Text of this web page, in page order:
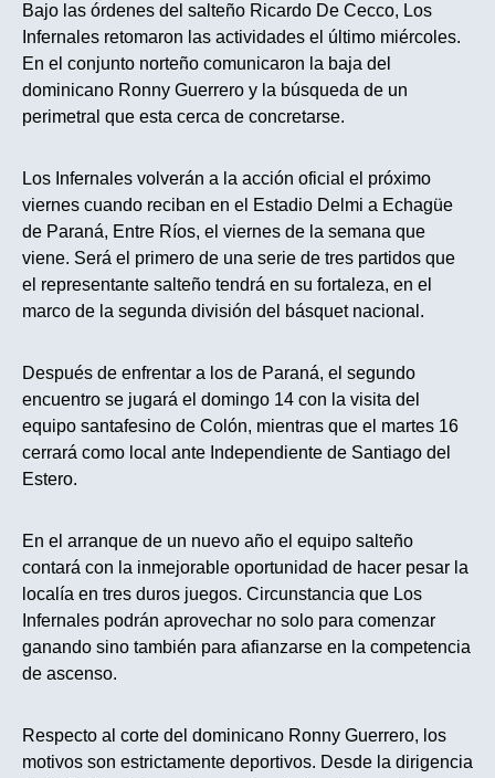
Bajo las órdenes del salteño Ricardo De Cecco, Los
Infernales retomaron las actividades el último miércoles.
En el conjunto norteño comunicaron la baja del
dominicano Ronny Guerrero y la búsqueda de un
perimetral que esta cerca de concretarse.
Los Infernales volverán a la acción oficial el próximo
viernes cuando reciban en el Estadio Delmi a Echagüe
de Paraná, Entre Ríos, el viernes de la semana que
viene. Será el primero de una serie de tres partidos que
el representante salteño tendrá en su fortaleza, en el
marco de la segunda división del básquet nacional.
Después de enfrentar a los de Paraná, el segundo
encuentro se jugará el domingo 14 con la visita del
equipo santafesino de Colón, mientras que el martes 16
cerrará como local ante Independiente de Santiago del
Estero.
En el arranque de un nuevo año el equipo salteño
contará con la inmejorable oportunidad de hacer pesar la
localía en tres duros juegos. Circunstancia que Los
Infernales podrán aprovechar no solo para comenzar
ganando sino también para afianzarse en la competencia
de ascenso.
Respecto al corte del dominicano Ronny Guerrero, los
motivos son estrictamente deportivos. Desde la dirigencia